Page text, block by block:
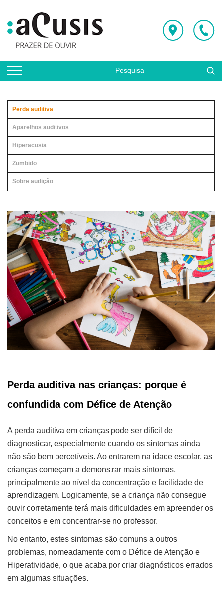
Perda auditiva
Aparelhos auditivos
Hiperacusia
Zumbido
Sobre audição
Perda auditiva nas crianças: porque é
confundida com Défice de Atenção
A perda auditiva em crianças pode ser difícil de
diagnosticar, especialmente quando os sintomas ainda
não são bem percetíveis. Ao entrarem na idade escolar, as
crianças começam a demonstrar mais sintomas,
principalmente ao nível da concentração e facilidade de
aprendizagem. Logicamente, se a criança não consegue
ouvir corretamente terá mais dificuldades em apreender os
conceitos e em concentrar-se no professor.
No entanto, estes sintomas são comuns a outros
problemas, nomeadamente com o Défice de Atenção e
Hiperatividade, o que acaba por criar diagnósticos errados
em algumas situações.